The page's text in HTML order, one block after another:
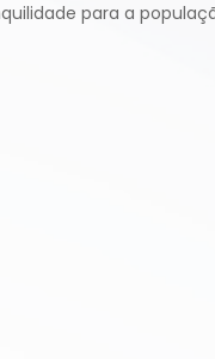
para a